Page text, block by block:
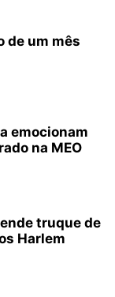
de um mês
emocionam
na MEO
truque de
Harlem